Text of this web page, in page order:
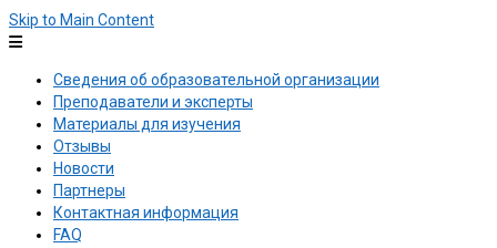
Skip to Main Content
Сведения об образовательной организации
Преподаватели и эксперты
Материалы для изучения
Отзывы
Новости
Партнеры
Контактная информация
FAQ